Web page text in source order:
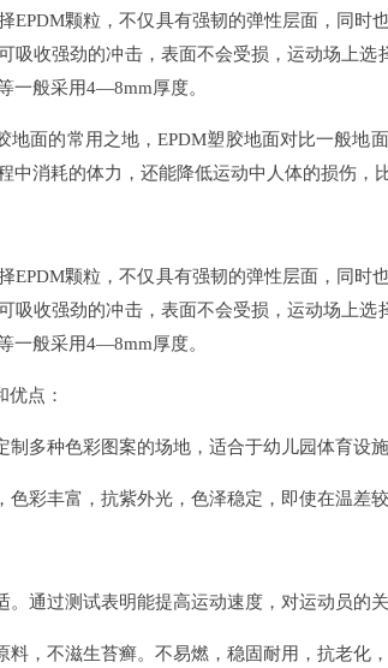
颗粒，不仅具有强韧的弹性层面，同时
吸收强劲的冲击，表面不会受损，运动场上
一般采用4—8mm厚度。
的常用之地，EPDM塑胶地面对比一般地
中消耗的体力，还能降低运动中人体的损伤，
颗粒，不仅具有强韧的弹性层面，同时
吸收强劲的冲击，表面不会受损，运动场上选
一般采用4—8mm厚度。
点：
多种色彩图案的场地，适合于幼儿园体育设施
彩丰富，抗紫外光，色泽稳定，即使在温差较
过测试表明能提高运动速度，对运动员的关
不滋生苔癣。不易燃，稳固耐用，抗老化，